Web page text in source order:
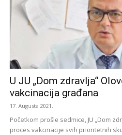
U JU „Dom zdravlja“
vakcinacija građana
17. Augusta 2021.
Početkom prošle sedmice, JU „Dom
proces vakcinacije svih prioritetnih